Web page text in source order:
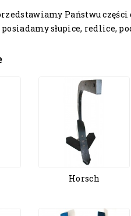
Państwu
słupice, redlice,
Horsch